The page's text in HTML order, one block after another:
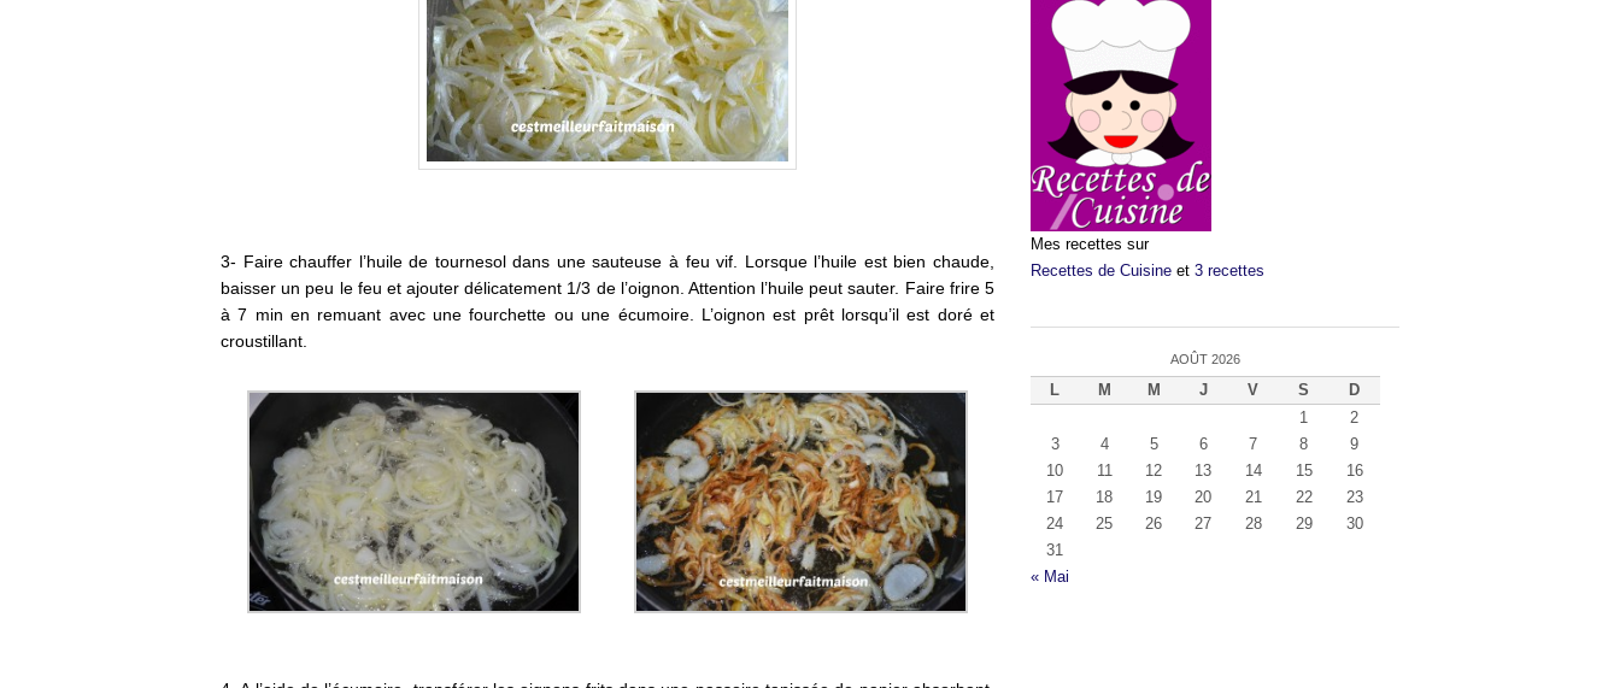
3- Faire chauffer l’huile de tournesol dans une sauteuse à feu vif. Lorsque l’huile est bien chaude,
baisser un peu le feu et ajouter délicatement 1/3 de l’oignon. Attention l’huile peut sauter. Faire frire 5
à 7 min en remuant avec une fourchette ou une écumoire. L’oignon est prêt lorsqu’il est doré et
croustillant.
Mes recettes sur
Recettes de Cuisineet 3 recettes
AOÛT 2026
L M M J V S
D
1
2
3
4 5 6 7 8
9
10
11 12 13 14 15
16
17
18 19 20 21 22
23
24
25 26 27 28 29
30
31
« Mai